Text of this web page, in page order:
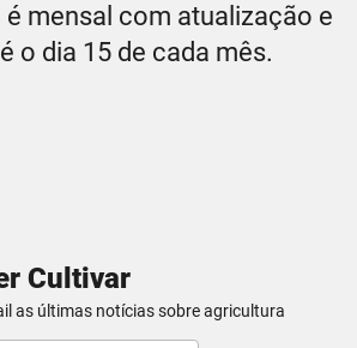
mensal com atualização e
o dia 15 de cada mês.
Cultivar
as últimas notícias sobre agricultura